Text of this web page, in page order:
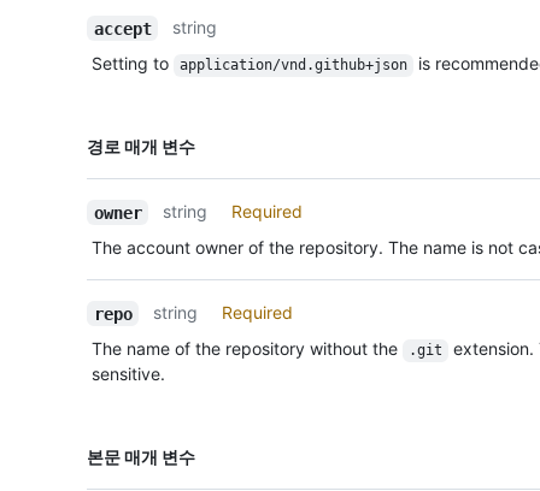
accept
string
Setting to
application/vnd.github+json is
경로 매개 변수
이름,
owner string
Required
The account owner of the repository. The name is not
repo string
Required
The name of the repository without the
.git
extension.
sensitive.
본문 매개 변수
이름,